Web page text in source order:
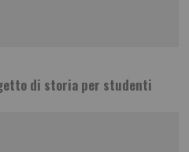
di storia per studenti